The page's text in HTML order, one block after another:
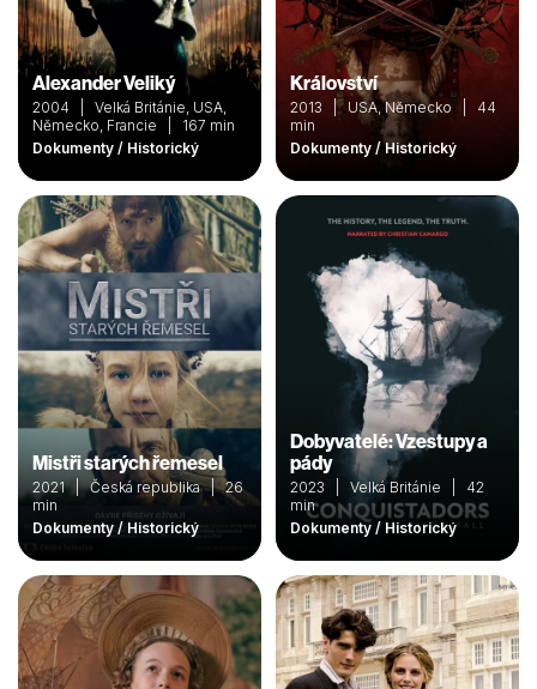
Alexander Veliký
2004 | Velká Británie, USA,
Německo, Francie | 167 min
Dokumenty / Historický
Království
2013 | USA, Německo | 44
min
Dokumenty / Historický
Mistři starých řemesel
2021 | Česká republika | 26
min
Dokumenty / Historický
Dobyvatelé: Vzestupy a
pády
2023 | Velká Británie | 42
min
Dokumenty / Historický